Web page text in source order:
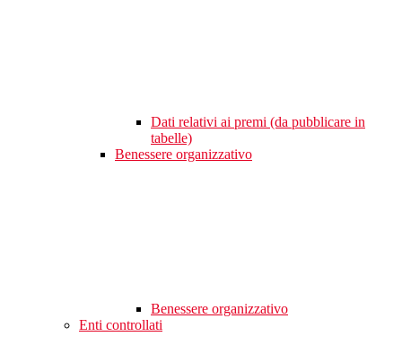
Dati relativi ai premi (da pubblicare in
tabelle)
Benessere organizzativo
Benessere organizzativo
Enti controllati